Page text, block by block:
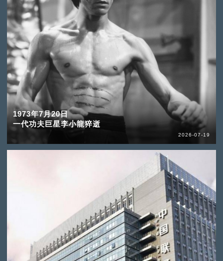
1973年7月20日
一代功夫巨星李小龍猝逝
2026-07-19